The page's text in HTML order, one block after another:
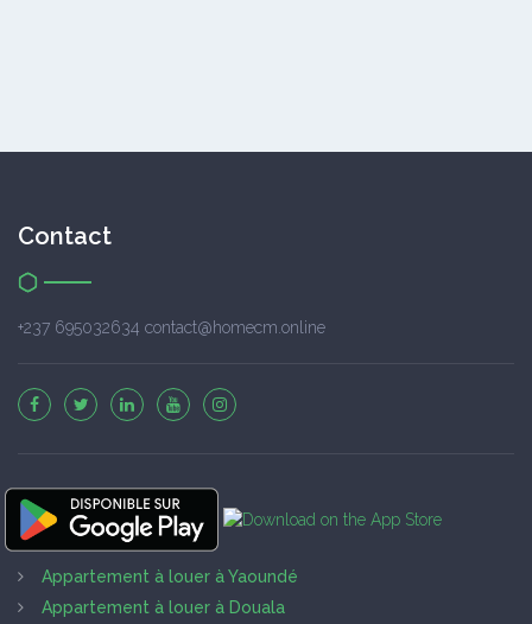
Contact
+237 695032634 contact@homecm.online
Appartement à louer à Yaoundé
Appartement à louer à Douala